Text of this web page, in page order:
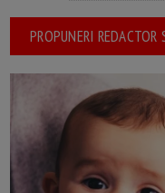
PROPUNERI REDACTOR